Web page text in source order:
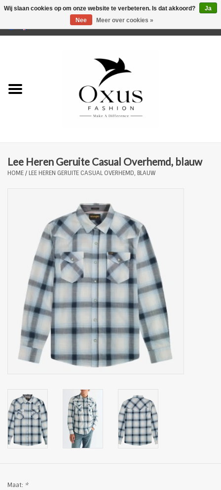
Merken
Lee Heren Geruite Casual Overhemd, blauw
HOME/ LEE HEREN GERUITE CASUAL OVERHEMD, BLAUW
Maat: *
Wij slaan cookies op om onze website te verbeteren. Is dat akkoord?
Ja
Nee
Meer over cookies »